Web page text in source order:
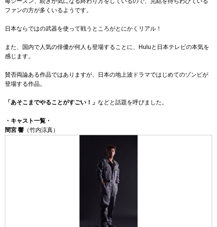
ファンの方が多くいるようです。
日本ならではの武器を使って戦うところがとにかくリアル！
また、国内で人気の俳優が何人も登場することに、Huluと日本テレビの本気を
感じます。
賛否両論ある作品ではありますが、日本の地上波ドラマではじめてのゾンビが
登場する作品。
「あそこまでやることがすごい！」 などと話題を呼びました。
・キャスト一覧・
間宮 響 （竹内涼真）